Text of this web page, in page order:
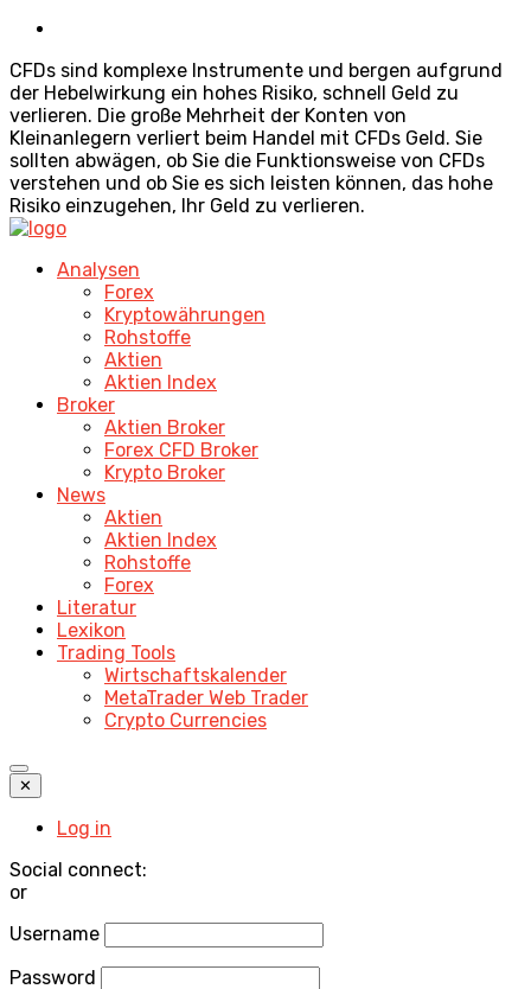
CFDs sind komplexe Instrumente und bergen aufgrund
der Hebelwirkung ein hohes Risiko, schnell Geld zu
verlieren. Die große Mehrheit der Konten von
Kleinanlegern verliert beim Handel mit CFDs Geld. Sie
sollten abwägen, ob Sie die Funktionsweise von CFDs
verstehen und ob Sie es sich leisten können, das hohe
Risiko einzugehen, Ihr Geld zu verlieren.
Analysen
Forex
Kryptowährungen
Rohstoffe
Aktien
Aktien Index
Broker
Aktien Broker
Forex CFD Broker
Krypto Broker
News
Aktien
Aktien Index
Rohstoffe
Forex
Literatur
Lexikon
Trading Tools
Wirtschaftskalender
MetaTrader Web Trader
Crypto Currencies
✕
Log in
Social connect:
or
Username
Password